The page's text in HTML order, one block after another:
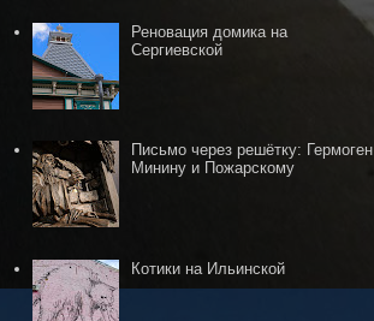
Реновация домика на
Сергиевской
Письмо через решётку: Гермоген
Минину и Пожарскому
Котики на Ильинской